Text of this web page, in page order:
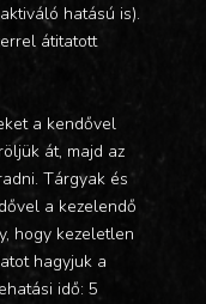
hatású is).
átitatott
a kendővel
át, majd az
Tárgyak és
a kezelendő
hogy kezeletlen
hagyjuk a
idő: 5